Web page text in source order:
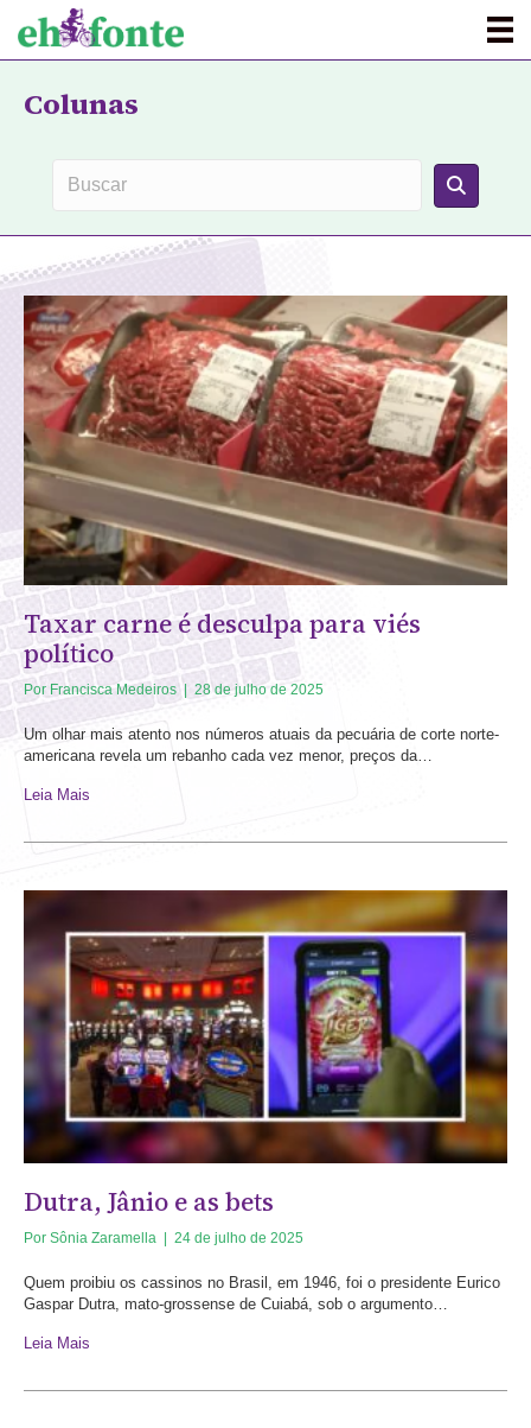
Colunas
Taxar carne é desculpa para viés
político
Por Francisca Medeiros | 28 de julho de 2025
Um olhar mais atento nos números atuais da pecuária de corte norte-
americana revela um rebanho cada vez menor, preços da…
Leia Mais
Dutra, Jânio e as bets
Por Sônia Zaramella | 24 de julho de 2025
Quem proibiu os cassinos no Brasil, em 1946, foi o presidente Eurico
Gaspar Dutra, mato-grossense de Cuiabá, sob o argumento…
Leia Mais